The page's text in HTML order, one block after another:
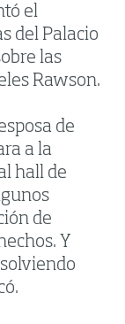
el
del Palacio
las
Rawson.
de
a la
hall de
de
Y